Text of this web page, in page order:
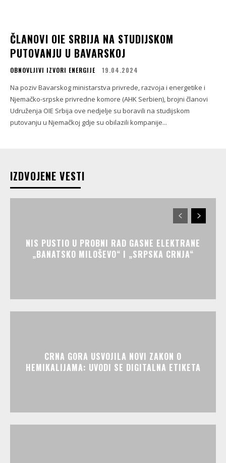
ČLANOVI OIE SRBIJA NA STUDIJSKOM
PUTOVANJU U BAVARSKOJ
OBNOVLJIVI IZVORI ENERGIJE 19.04.2024
Na poziv Bavarskog ministarstva privrede, razvoja i energetike i
Njemačko-srpske privredne komore (AHK Serbien), brojni članovi
Udruženja OIE Srbija ove nedjelje su boravili na studijskom
putovanju u Njemačkoj gdje su obilazili kompanije...
IZDVOJENE VESTI
NIS PUSTIO U PROBNI RAD GASNE ELEKTRANE
„BANATSKO MILOŠEVO“ I „SRPSKA CRNJA“
CRNA GORA USVOJILA NOVI ZAKON O
HEMIKALIJAMA: UVODI SE DIGITALNA ETIKETA